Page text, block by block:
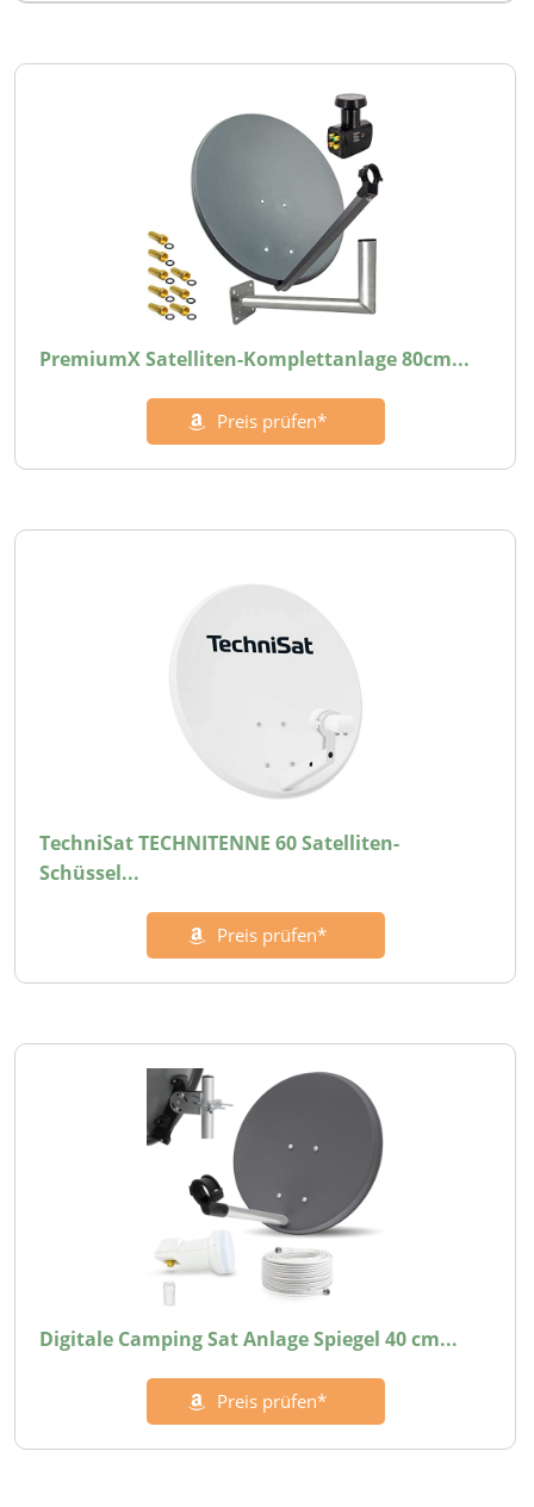
PremiumX Satelliten-Komplettanlage 80cm...
Preis prüfen*
TechniSat TECHNITENNE 60 Satelliten-
Schüssel...
Preis prüfen*
Digitale Camping Sat Anlage Spiegel 40 cm...
Preis prüfen*